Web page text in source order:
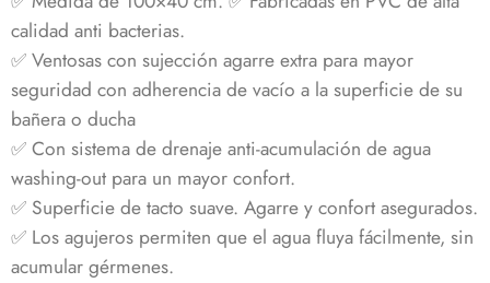
calidad anti bacterias.
✅ Ventosas con sujección agarre extra para mayor
seguridad con adherencia de vacío a la superficie de su
bañera o ducha
✅ Con sistema de drenaje anti-acumulación de agua
washing-out para un mayor confort.
✅ Superficie de tacto suave. Agarre y confort asegurados.
✅ Los agujeros permiten que el agua fluya fácilmente, sin
acumular gérmenes.